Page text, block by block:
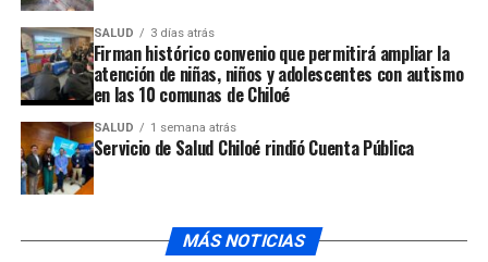
SALUD 3 días atrás
Firman histórico convenio que permitirá ampliar la
atención de niñas, niños y adolescentes con autismo
en las 10 comunas de Chiloé
SALUD 1 semana atrás
Servicio de Salud Chiloé rindió Cuenta Pública
MÁS NOTICIAS